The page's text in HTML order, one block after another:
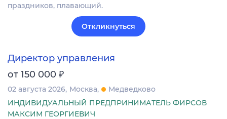
праздников, плавающий.
Откликнуться
Директор управления
от 150 000 ₽
02 августа 2026 Москва
Медведково
ИНДИВИДУАЛЬНЫЙ ПРЕДПРИНИМАТЕЛЬ ФИРСОВ
МАКСИМ ГЕОРГИЕВИЧ